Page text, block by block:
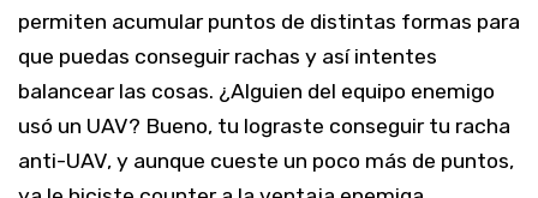
permiten acumular puntos de distintas formas para
que puedas conseguir rachas y así intentes
balancear las cosas. ¿Alguien del equipo enemigo
usó un UAV? Bueno, tu lograste conseguir tu racha
anti-UAV, y aunque cueste un poco más de puntos,